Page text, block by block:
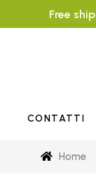
Free
CONTATTI
Home